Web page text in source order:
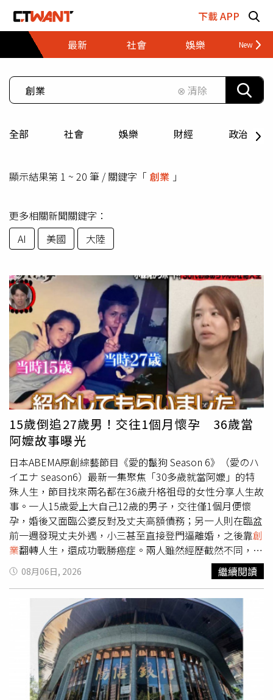
下載 APP
最新
社會 娛樂 財經
⊗ 清除
全部 社會 娛樂 財經 政治
顯示結果第 1 ~ 20 筆 / 關鍵字「 創業 」
更多相關新聞關鍵字：
AI
美國 大陸
15歲倒追27歲男！交往1個月懷孕 36歲當
阿嬤故事曝光
日本ABEMA原創綜藝節目《愛的鬣狗 Season 6》（愛のハ
イエナ season6）最新一集聚焦「30多歲就當阿嬤」的特
殊人生，節目找來兩名都在36歲升格祖母的女性分享人生故
事。一人15歲愛上大自己12歲的男子，交往僅1個月便懷
孕，婚後又面臨公婆反對及丈夫高額債務；另一人則在臨盆
前一週發現丈夫外遇，小三甚至直接登門逼離婚，之後靠創
業翻轉人生，還成功戰勝癌症。兩人雖然經歷截然不同，卻
都在跌跌撞撞中走出屬於自己的幸福人生，也成為節目最受
矚目的焦點。NARU分享自己15歲時愛上大12歲丈夫，交往
僅1個月便懷孕，36歲升格當阿嬤。（圖／翻攝自X，
@ABEMA）節目中，育有3名子女的藝人小森純前往廣島縣
採訪36歲的NARU。她回憶，自己15歲時對當時27歲的丈夫
一見鍾情，並主動展開猛烈追求，兩人正式交往僅短短1個
月，她便懷上第一胎。這段往事讓小森純忍不住驚呼：「這
真的太危險了吧！」主持群也對兩人感情發展速度感到不可
思議。然而，這段婚姻從一開始就充滿考驗。NARU表示，
不僅丈夫父母反對兩人交往與結婚，婚後她更得知丈夫背負
08月06日, 2026 繼續閱讀